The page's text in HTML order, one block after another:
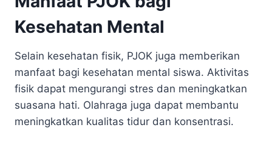
Kesehatan Mental
Selain kesehatan fisik, PJOK juga memberikan
manfaat bagi kesehatan mental siswa. Aktivitas
fisik dapat mengurangi stres dan meningkatkan
suasana hati. Olahraga juga dapat membantu
meningkatkan kualitas tidur dan konsentrasi.